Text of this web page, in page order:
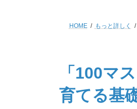
HOME もっと詳しく
「100マ
育てる基